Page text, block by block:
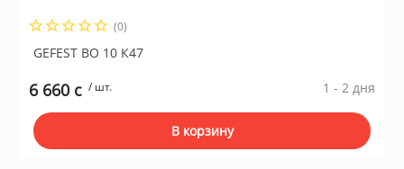
(0)
GEFEST ВО 10 К47
6 660 c / шт. 1 - 2 дня
В корзину